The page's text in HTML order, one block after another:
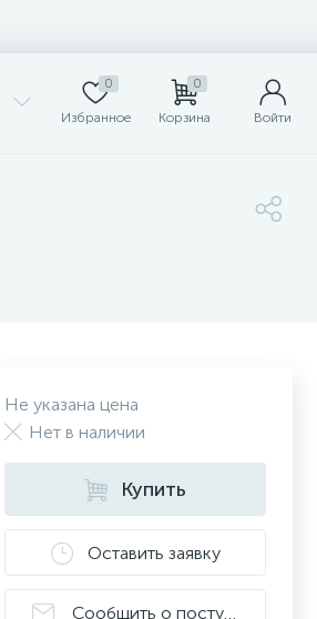
0
Избранное
0
Корзина Войти
Не указана цена
Нет в наличии
Купить
Оставить заявку
Сообщить о поступлении